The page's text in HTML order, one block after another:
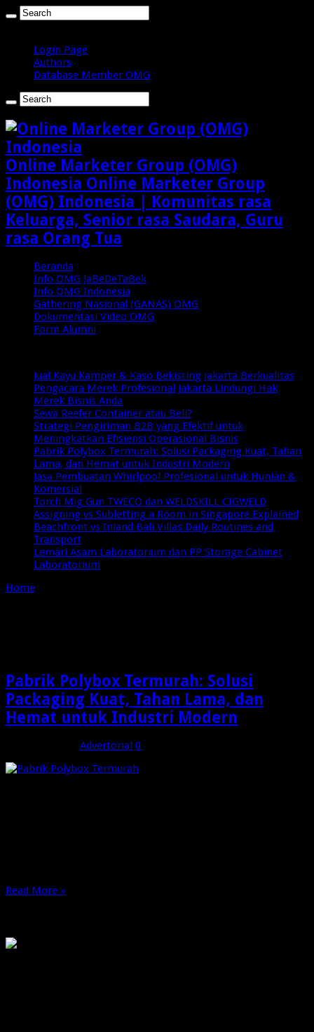
Login Page
Authors
Database Member OMG
Online Marketer Group (OMG)
Indonesia Online Marketer Group
(OMG) Indonesia | Komunitas rasa
Keluarga, Senior rasa Saudara, Guru
rasa Orang Tua
Beranda
Info OMG JaBeDeTaBek
Info OMG Indonesia
Gathering Nasional (GANAS) OMG
Dokumentasi Video OMG
Form Alumni
Jual Kayu Kamper & Kaso Bekisting Jakarta Berkualitas
Pengacara Merek Profesional Jakarta Lindungi Hak
Merek Bisnis Anda
Sewa Reefer Container atau Beli?
Strategi Pengiriman B2B yang Efektif untuk
Meningkatkan Efisiensi Operasional Bisnis
Pabrik Polybox Termurah: Solusi Packaging Kuat, Tahan
Lama, dan Hemat untuk Industri Modern
Jasa Pembuatan Whirlpool Profesional untuk Hunian &
Komersial
Torch Mig Gun TWECO dan WELDSKILL CIGWELD
Assigning vs Subletting a Room in Singapore Explained
Beachfront vs Inland Bali Villas Daily Routines and
Transport
Lemari Asam Laboratorium dan PP Storage Cabinet
Laboratorium
Home
Pabrik Polybox Termurah: Solusi
Packaging Kuat, Tahan Lama, dan
Hemat untuk Industri Modern
Advertorial 0
Read More »